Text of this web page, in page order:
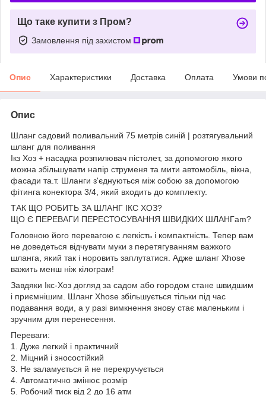
Що таке купити з Пром?
Замовлення під захистом
Опис Характеристики Доставка Оплата Умови
Опис
Шланг садовий поливальний 75 метрів синій | розтягувальний
шланг для поливання
Ікз Хоз + насадка розпилювач пістолет, за допомогою якого
можна збільшувати напір струменя та мити автомобіль, вікна,
фасади та.т. Шланги з'єднуються між собою за допомогою
фітинга конектора 3/4, який входить до комплекту.
ТАК ЩО РОБИТЬ ЗА ШЛАНГ ІКС ХОЗ?
ЩО Є ПЕРЕВАГИ ПЕРЕСТОСУВАННЯ ШВИДКИХ ШЛАНГam?
Головною його перевагою є легкість і компактність. Тепер вам
не доведеться відчувати муки з перетягуванням важкого
шланга, який так і норовить заплутатися. Адже шланг Xhose
важить менш ніж кілограм!
Завдяки Ікс-Хоз догляд за садом або городом стане швидшим
і приємнішим. Шланг Xhose збільшується тільки під час
подавання води, а у разі вимкнення знову стає маленьким і
зручним для перенесення.
Переваги:
1. Дуже легкий і практичний
2. Міцний і зносостійкий
3. Не заламується й не перекручується
4. Автоматично змінює розмір
5. Робочий тиск від 2 до 16 атм